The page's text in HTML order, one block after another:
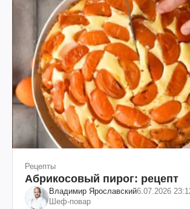
Рецепты
Абрикосовый пирог: рецепт
Владимир Ярославский6.07.2026
Шеф-повар